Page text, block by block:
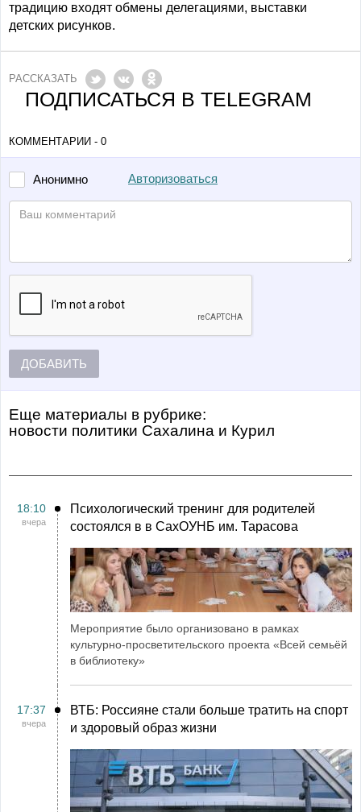
традицию входят обмены делегациями, выставки
детских рисунков.
РАССКАЗАТЬ
ПОДПИСАТЬСЯ В TELEGRAM
КОММЕНТАРИИ - 0
Анонимно Авторизоваться
ДОБАВИТЬ
Еще материалы в рубрике:
Новости политики Сахалина и Курил
18:10
вчера
Психологический тренинг для родителей
состоялся в в СахОУНБ им. Тарасова
Мероприятие было организовано в рамках
культурно-просветительского проекта «Всей семьёй
в библиотеку»
17:37
вчера
ВТБ: Россияне стали больше тратить на спорт
и здоровый образ жизни